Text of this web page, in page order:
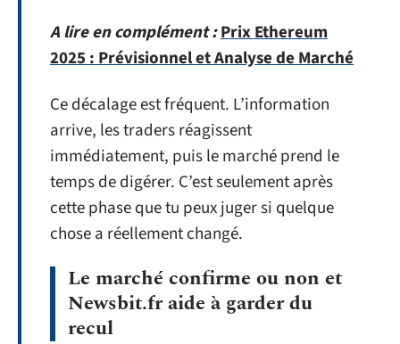
A lire en complément :Prix Ethereum
2025 : Prévisionnel et Analyse de Marché
Ce décalage est fréquent. L’information
arrive, les traders réagissent
immédiatement, puis le marché prend le
temps de digérer. C’est seulement après
cette phase que tu peux juger si quelque
chose a réellement changé.
Le marché confirme ou non et
Newsbit.fr aide à garder du
recul